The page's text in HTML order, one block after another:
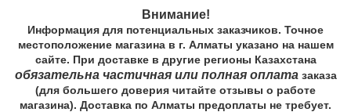
Внимание!
Информация для потенциальных заказчиков. Точное
местоположение магазина в г. Алматы указано на нашем
сайте. При доставке в другие регионы Казахстана
обязательна частичная или полная оплатазаказа
(для большего доверия читайте отзывы о работе
магазина). Доставка по Алматы предоплаты не требует.